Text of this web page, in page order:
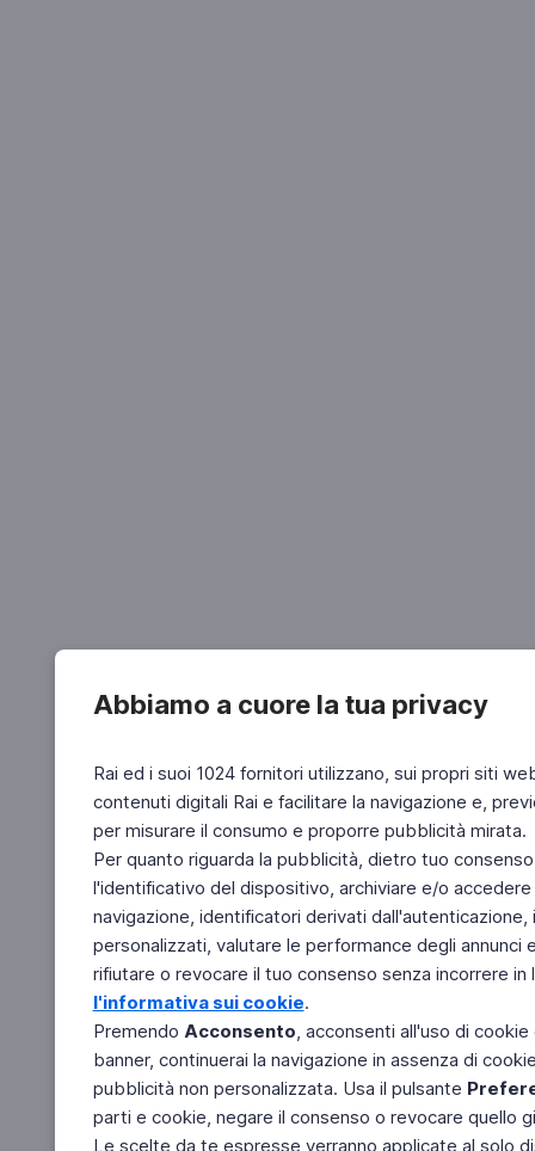
Abbiamo a cuore la tua privacy
Rai ed i suoi 1024 fornitori utilizzano, sui propri siti
contenuti digitali Rai e facilitare la navigazione e,
per misurare il consumo e proporre pubblicità mirata.
Per quanto riguarda la pubblicità, dietro tuo
l'identificativo del dispositivo, archiviare e/o
navigazione, identificatori derivati
personalizzati, valutare le performance degli
rifiutare o revocare il tuo consenso senza incorrere
l'informativa sui cookie.
Premendo Acconsento, acconsenti all'uso di
banner, continuerai la navigazione in assenza di
pubblicità non personalizzata. Usa il pulsante
parti e cookie, negare il consenso o revocare quello
Le scelte da te espresse verranno applicate al solo